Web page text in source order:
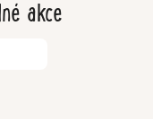
akce